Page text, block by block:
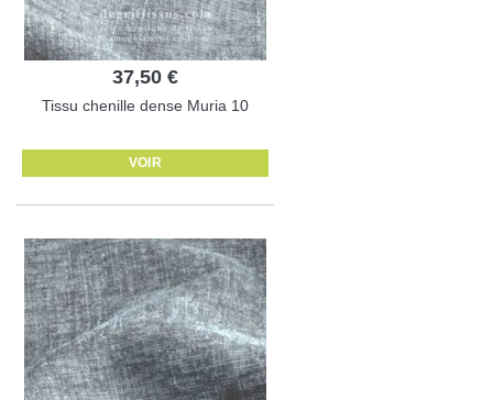
37,50 €
Tissu chenille dense Muria 10
VOIR